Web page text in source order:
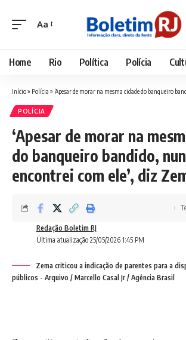
Font
Aa
Home Rio Política Polícia
Início» Polícia » ‘Apesar de morar na mesma cidade do banqueiro bandido, nunca
POLÍCIA
‘Apesar de morar na
do banqueiro bandido,
encontrei com ele’, diz
Última atualização 25/05/2026 1:45 PM
Redação Boletim RJ
Zema criticou a indicação de parentes para a
públicos - Arquivo / Marcello Casal Jr / Agência Brasil